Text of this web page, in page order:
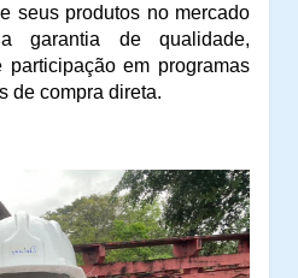
seus produtos no mercado
garantia de qualidade,
participação em programas
de compra direta.